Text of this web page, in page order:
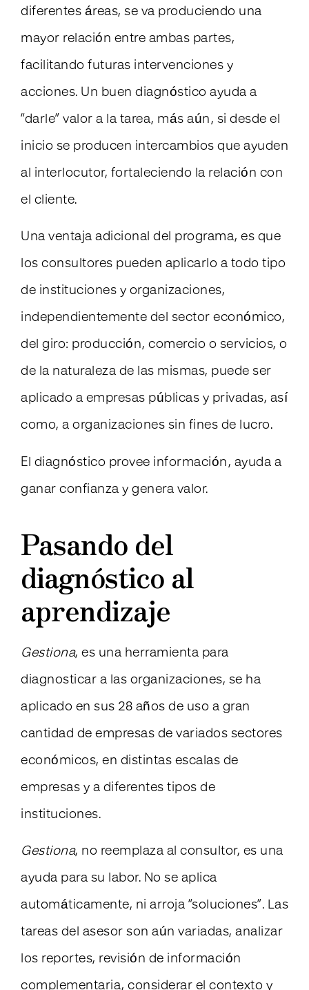
diferentes áreas, se va produciendo una
mayor relación entre ambas partes,
facilitando futuras intervenciones y
acciones. Un buen diagnóstico ayuda a
“darle” valor a la tarea, más aún, si desde el
inicio se producen intercambios que ayuden
al interlocutor, fortaleciendo la relación con
el cliente.
Una ventaja adicional del programa, es que
los consultores pueden aplicarlo a todo tipo
de instituciones y organizaciones,
independientemente del sector económico,
del giro: producción, comercio o servicios, o
de la naturaleza de las mismas, puede ser
aplicado a empresas públicas y privadas, así
como, a organizaciones sin fines de lucro.
El diagnóstico provee información, ayuda a
ganar confianza y genera valor.
Pasando del
diagnóstico al
aprendizaje
Gestiona, es una herramienta para
diagnosticar a las organizaciones, se ha
aplicado en sus 28 años de uso a gran
cantidad de empresas de variados sectores
económicos, en distintas escalas de
empresas y a diferentes tipos de
instituciones.
Gestiona, no reemplaza al consultor, es una
ayuda para su labor. No se aplica
automáticamente, ni arroja “soluciones”. Las
tareas del asesor son aún variadas, analizar
los reportes, revisión de información
complementaria, considerar el contexto y